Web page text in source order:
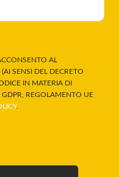
AL
SENSI DEL DECRETO
IN MATERIA DI
GDPR, REGOLAMENTO UE
.